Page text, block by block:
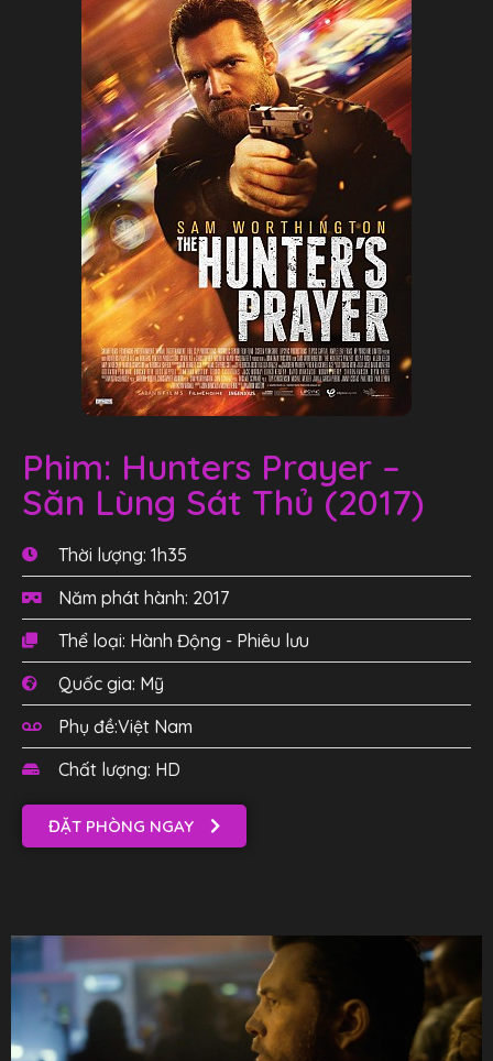
Phim: Hunters Prayer –
Săn Lùng Sát Thủ (2017)
Thời lượng: 1h35
Năm phát hành: 2017
Thể loại: Hành Động - Phiêu lưu
Quốc gia: Mỹ
Phụ đề:Việt Nam
Chất lượng: HD
ĐẶT PHÒNG NGAY